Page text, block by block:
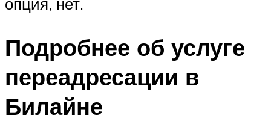
Подробнее об услуге
переадресации в
Билайне